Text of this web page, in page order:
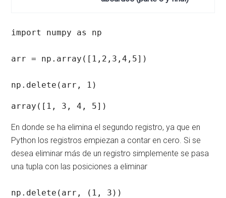
import numpy as np
arr = np.array([1,2,3,4,5])
np.delete(arr, 1)
array([1, 3, 4, 5])
En donde se ha elimina el segundo registro, ya que en
Python los registros empiezan a contar en cero. Si se
desea eliminar más de un registro simplemente se pasa
una tupla con las posiciones a eliminar
np.delete(arr, (1, 3))